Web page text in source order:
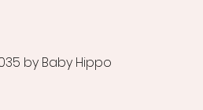
by Baby Hippo